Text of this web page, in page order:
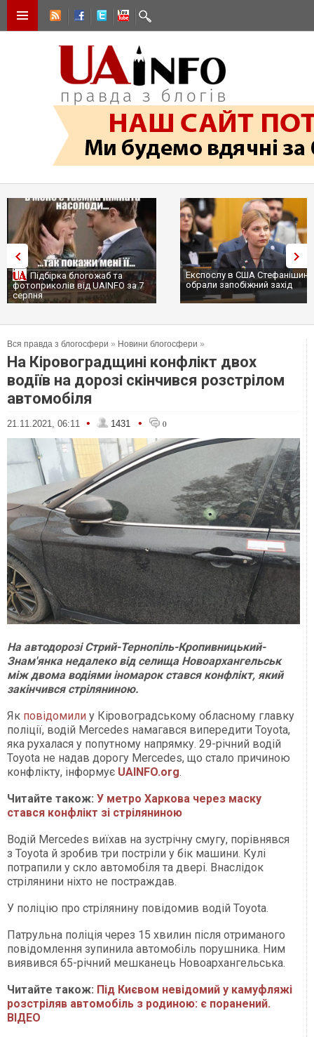
Підбірка блогожаб та
фотоприколів від UAINFO за 7
серпня
Експослу в США
обрали запобіжний захід
Вся правда з блогосфери » Новини блогосфери »
На Кіровоградщині конфлікт двох
водіїв на дорозі скінчився розстрілом
автомобіля
21.11.2021, 06:11 • 1431 • 0
На автодорозі Стрий-Тернопіль-Кропивницький-
Знам'янка недалеко від селища Новоархангельськ
між двома водіями іномарок стався конфлікт, який
закінчився стріляниною.
Як повідомили у Кіровоградському обласному главку
поліції, водій Mercedes намагався випередити Toyota,
яка рухалася у попутному напрямку. 29-річний водій
Toyota не надав дорогу Mercedes, що стало причиною
конфлікту, інформує UAINFO.org.
Читайте також: У метро Харкова через маску
стався конфлікт зі стріляниною
Водій Mercedes виїхав на зустрічну смугу, порівнявся
з Toyota й зробив три постріли у бік машини. Кулі
потрапили у скло автомобіля та двері. Внаслідок
стрілянини ніхто не постраждав.
У поліцію про стрілянину повідомив водій Toyota.
Патрульна поліція через 15 хвилин після отриманого
повідомлення зупинила автомобіль порушника. Ним
виявився 65-річний мешканець Новоархангельська.
Читайте також: Під Києвом невідомий у камуфляжі
розстріляв автомобіль з родиною: є поранений.
ВІДЕО